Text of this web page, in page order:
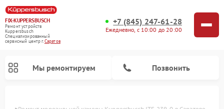
FIX-KUPPERSBUSCH
Ремонт устройств
Kuppersbusch
Специализированный
cервисный центр г.Саратов
+7 (845) 247-61-28
Ежедневно, с 10:00 до 20:00
Мы ремонтируем Позвонить